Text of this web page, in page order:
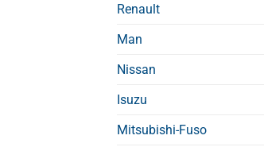
Renault
Man
Nissan
Isuzu
Mitsubishi-Fuso